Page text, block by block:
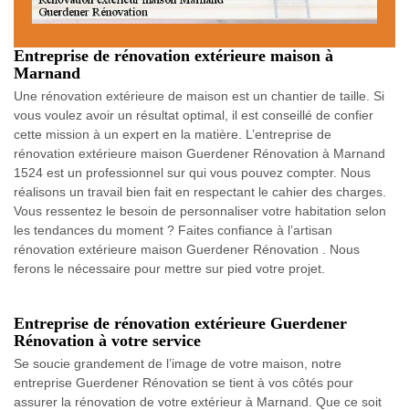
Entreprise de rénovation extérieure maison à
Marnand
Une rénovation extérieure de maison est un chantier de taille. Si
vous voulez avoir un résultat optimal, il est conseillé de confier
cette mission à un expert en la matière. L’entreprise de
rénovation extérieure maison Guerdener Rénovation à Marnand
1524 est un professionnel sur qui vous pouvez compter. Nous
réalisons un travail bien fait en respectant le cahier des charges.
Vous ressentez le besoin de personnaliser votre habitation selon
les tendances du moment ? Faites confiance à l’artisan
rénovation extérieure maison Guerdener Rénovation . Nous
ferons le nécessaire pour mettre sur pied votre projet.
Entreprise de rénovation extérieure Guerdener
Rénovation à votre service
Se soucie grandement de l’image de votre maison, notre
entreprise Guerdener Rénovation se tient à vos côtés pour
assurer la rénovation de votre extérieur à Marnand. Que ce soit